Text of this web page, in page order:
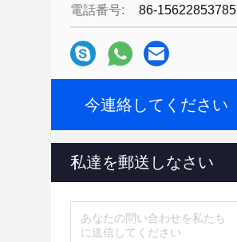
電話番号: 86-15622853785
今連絡してください
私達を郵送しなさい